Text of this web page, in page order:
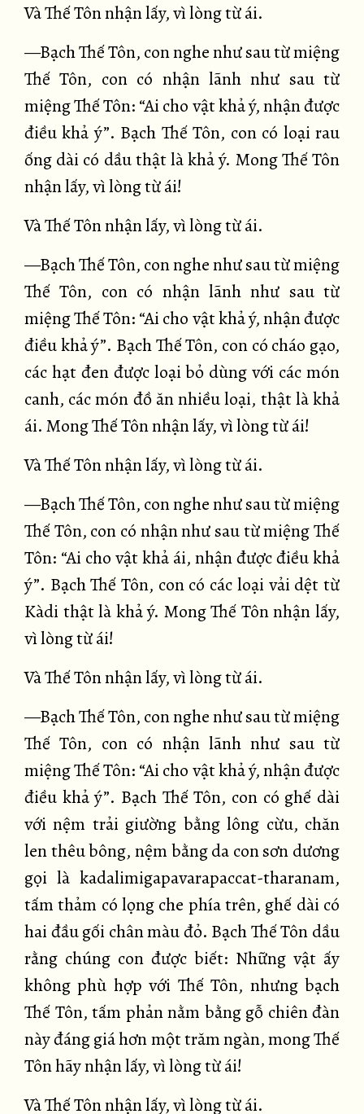
Và Thế Tôn nhận lấy, vì lòng từ ái.
—Bạch Thế Tôn, con nghe như sau từ miệng
Thế Tôn, con có nhận lãnh như sau từ
miệng Thế Tôn: “Ai cho vật khả ý, nhận được
điều khả ý”. Bạch Thế Tôn, con có loại rau
ống dài có dầu thật là khả ý. Mong Thế Tôn
nhận lấy, vì lòng từ ái!
Và Thế Tôn nhận lấy, vì lòng từ ái.
—Bạch Thế Tôn, con nghe như sau từ miệng
Thế Tôn, con có nhận lãnh như sau từ
miệng Thế Tôn: “Ai cho vật khả ý, nhận được
điều khả ý”. Bạch Thế Tôn, con có cháo gạo,
các hạt đen được loại bỏ dùng với các món
canh, các món đồ ăn nhiều loại, thật là khả
ái. Mong Thế Tôn nhận lấy, vì lòng từ ái!
Và Thế Tôn nhận lấy, vì lòng từ ái.
—Bạch Thế Tôn, con nghe như sau từ miệng
Thế Tôn, con có nhận như sau từ miệng Thế
Tôn: “Ai cho vật khả ái, nhận được điều khả
ý”. Bạch Thế Tôn, con có các loại vải dệt từ
Kàdi thật là khả ý. Mong Thế Tôn nhận lấy,
vì lòng từ ái!
Và Thế Tôn nhận lấy, vì lòng từ ái.
—Bạch Thế Tôn, con nghe như sau từ miệng
Thế Tôn, con có nhận lãnh như sau từ
miệng Thế Tôn: “Ai cho vật khả ý, nhận được
điều khả ý”. Bạch Thế Tôn, con có ghế dài
với nệm trải giường bằng lông cừu, chăn
len thêu bông, nệm bằng da con sơn dương
gọi là kadalimigapavarapaccat-tharanam,
tấm thảm có lọng che phía trên, ghế dài có
hai đầu gối chân màu đỏ. Bạch Thế Tôn dầu
rằng chúng con được biết: Những vật ấy
không phù hợp với Thế Tôn, nhưng bạch
Thế Tôn, tấm phản nằm bằng gỗ chiên đàn
này đáng giá hơn một trăm ngàn, mong Thế
Tôn hãy nhận lấy, vì lòng từ ái!
Và Thế Tôn nhận lấy, vì lòng từ ái.